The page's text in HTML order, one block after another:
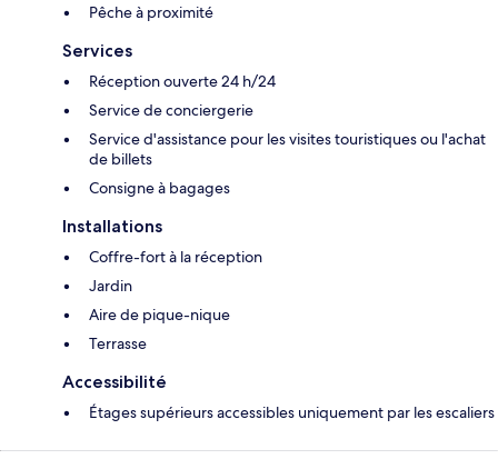
Pêche à proximité
Services
Réception ouverte 24 h/24
Service de conciergerie
Service d'assistance pour les visites touristiques ou l'achat
de billets
Consigne à bagages
Installations
Coffre-fort à la réception
Jardin
Aire de pique-nique
Terrasse
Accessibilité
Étages supérieurs accessibles uniquement par les escaliers